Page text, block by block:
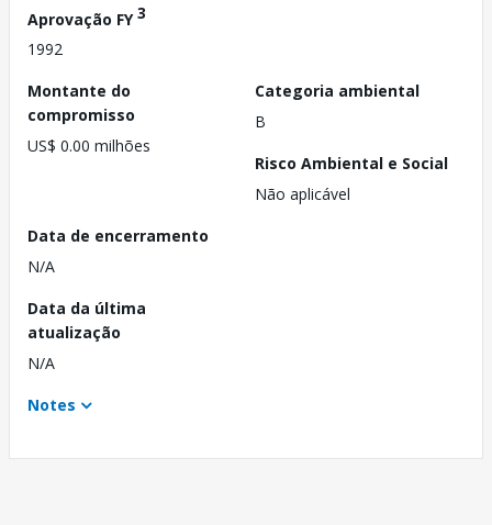
Aprovação FY3
1992
Montante do
compromisso
US$ 0.00 milhões
Categoria ambiental
B
Risco Ambiental e Social
Não aplicável
Data de encerramento
N/A
Data da última
atualização
N/A
Notes